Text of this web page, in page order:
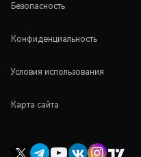
Безопасность
Конфиденциальность
Условия использования
Карта сайта